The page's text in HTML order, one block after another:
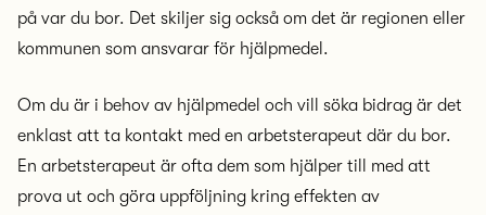
på var du bor. Det skiljer sig också om det är regionen eller
kommunen som ansvarar för hjälpmedel.
Om du är i behov av hjälpmedel och vill söka bidrag är det
enklast att ta kontakt med en arbetsterapeut där du bor.
En arbetsterapeut är ofta dem som hjälper till med att
prova ut och göra uppföljning kring effekten av